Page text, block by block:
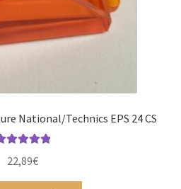
National/Technics EPS 24 CS
5
22,89€